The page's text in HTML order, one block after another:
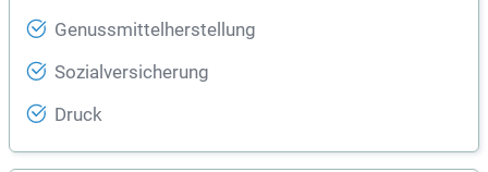
Genussmittelherstellung
Sozialversicherung
Druck